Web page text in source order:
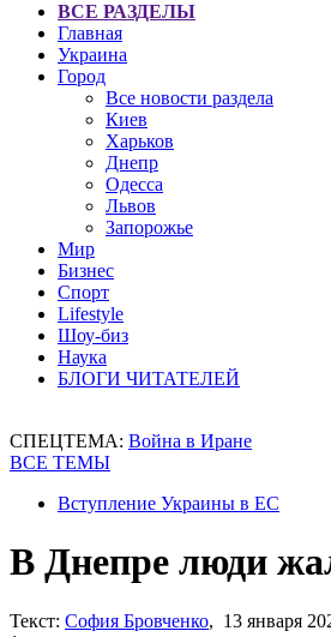
ВСЕ РАЗДЕЛЫ
Главная
Украина
Город
Все новости раздела
Киев
Харьков
Днепр
Одесса
Львов
Запорожье
Мир
Бизнес
Спорт
Lifestyle
Шоу-биз
Наука
БЛОГИ ЧИТАТЕЛЕЙ
СПЕЦТЕМА: Война в Иране
ВСЕ ТЕМЫ
Вступление Украины в ЕС
В Днепре люди
Текст: София Бровченко, 13 января